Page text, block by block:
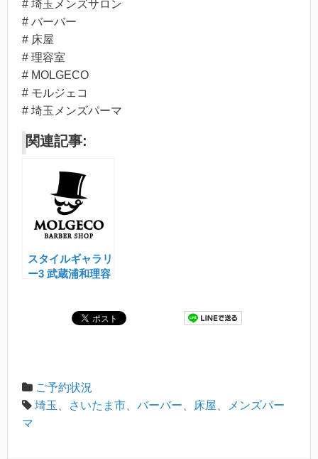
# 埼玉メンズサロン
# バーバー
# 床屋
# 理容室
# MOLGECO
# モルジェコ
# 埼玉メンズパーマ
関連記事:
スタイルギャラリ
ー3 武蔵浦和理容
ご予約状況
埼玉、さいたま市、バーバー、床屋、メンズパー
マ